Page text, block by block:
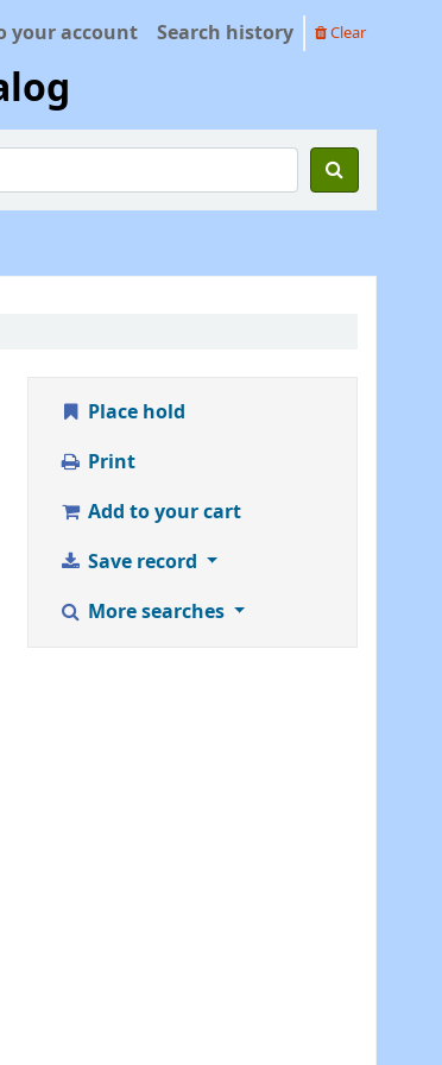
your account Search history Clear
Place hold
Print
Add to your cart
Save record
More searches